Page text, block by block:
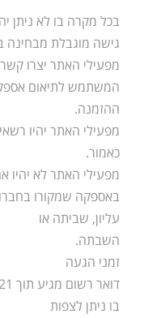
בכל מקרה בו לא ניתן
גישה מוגבלת מבחינה
מפעילי האתר יצרו
המשתמש לתיאום
ההזמנה.
מפעילי האתר יהיו
כאמור.
מפעילי האתר לא יהיו
באספקה שמקורו
עליון, שביתה או
השבתה.
זמני הגעה
בו ניתן לצפות